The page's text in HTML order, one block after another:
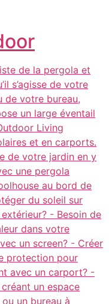
de la pergola et
s’agisse de votre
de votre bureau,
un large éventail
Living
et en carports.
de votre jardin en y
une pergola
au bord de
du soleil sur
- Besoin de
dans votre
un screen? - Créer
protection pour
avec un carport? -
un espace
un bureau à